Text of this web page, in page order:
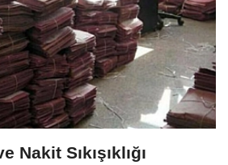
Nakit Sıkışıklığı